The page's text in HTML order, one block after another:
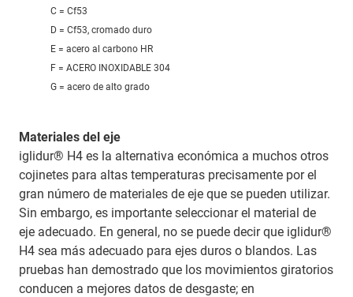
C = Cf53
D = Cf53, cromado duro
E = acero al carbono HR
F = ACERO INOXIDABLE 304
G = acero de alto grado
Materiales del eje
iglidur® H4 es la alternativa económica a muchos otros
cojinetes para altas temperaturas precisamente por el
gran número de materiales de eje que se pueden utilizar.
Sin embargo, es importante seleccionar el material de
eje adecuado. En general, no se puede decir que iglidur®
H4 sea más adecuado para ejes duros o blandos. Las
pruebas han demostrado que los movimientos giratorios
conducen a mejores datos de desgaste; en